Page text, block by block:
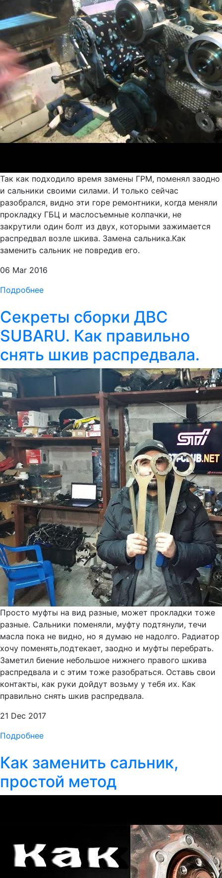
Так как подходило время замены ГРМ, поменял заодно
и сальники своими силами. И только сейчас
разобрался, видно эти горе ремонтники, когда меняли
прокладку ГБЦ и маслосъемные колпачки, не
закрутили один болт из двух, которыми зажимается
распредвал возле шкива. Замена сальника.Как
заменить сальник не повредив его.
06 Mar 2016
Подробнее
Секреты сборки ДВС
SUBARU. Как правильно
снять шкив распредвала.
Просто муфты на вид разные, может прокладки тоже
разные. Сальники поменяли, муфту подтянули, течи
масла пока не видно, но я думаю не надолго. Радиатор
хочу поменять,подтекает, заодно и муфты перебрать.
Заметил биение небольшое нижнего правого шкива
распредвала и с этим тоже разобраться. Оставь свои
контакты, как руки дойдут возьму у тебя их. Как
правильно снять шкив распредвала.
21 Dec 2017
Подробнее
Как заменить сальник,
простой метод